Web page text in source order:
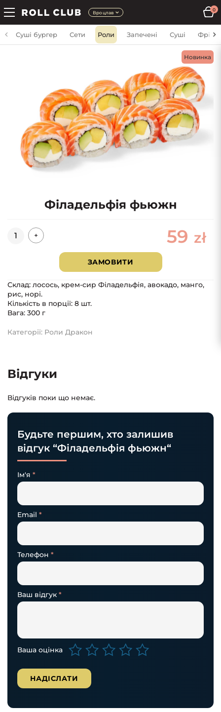
Вроцлав
0
Суші бургер Сети Роли Запечені Суші Фрі
Новинка
Філадельфія фьюжн
Кількість
+ 59 zł
ЗАМОВИТИ
Склад: лосось, крем-сир Філадельфія, авокадо, манго,
рис, норі.
Кількість в порції: 8 шт.
Вага: 300 г
Категорії: Роли Дракон
Відгуки
Відгуків поки що немає.
Будьте першим, хто залишив
відгук “Філадельфія фьюжн“
Ім'я *
Email *
Телефон *
Ваша оцінка
Ваш відгук *